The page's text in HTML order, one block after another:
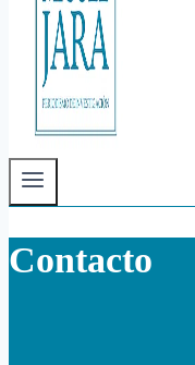
Contacto